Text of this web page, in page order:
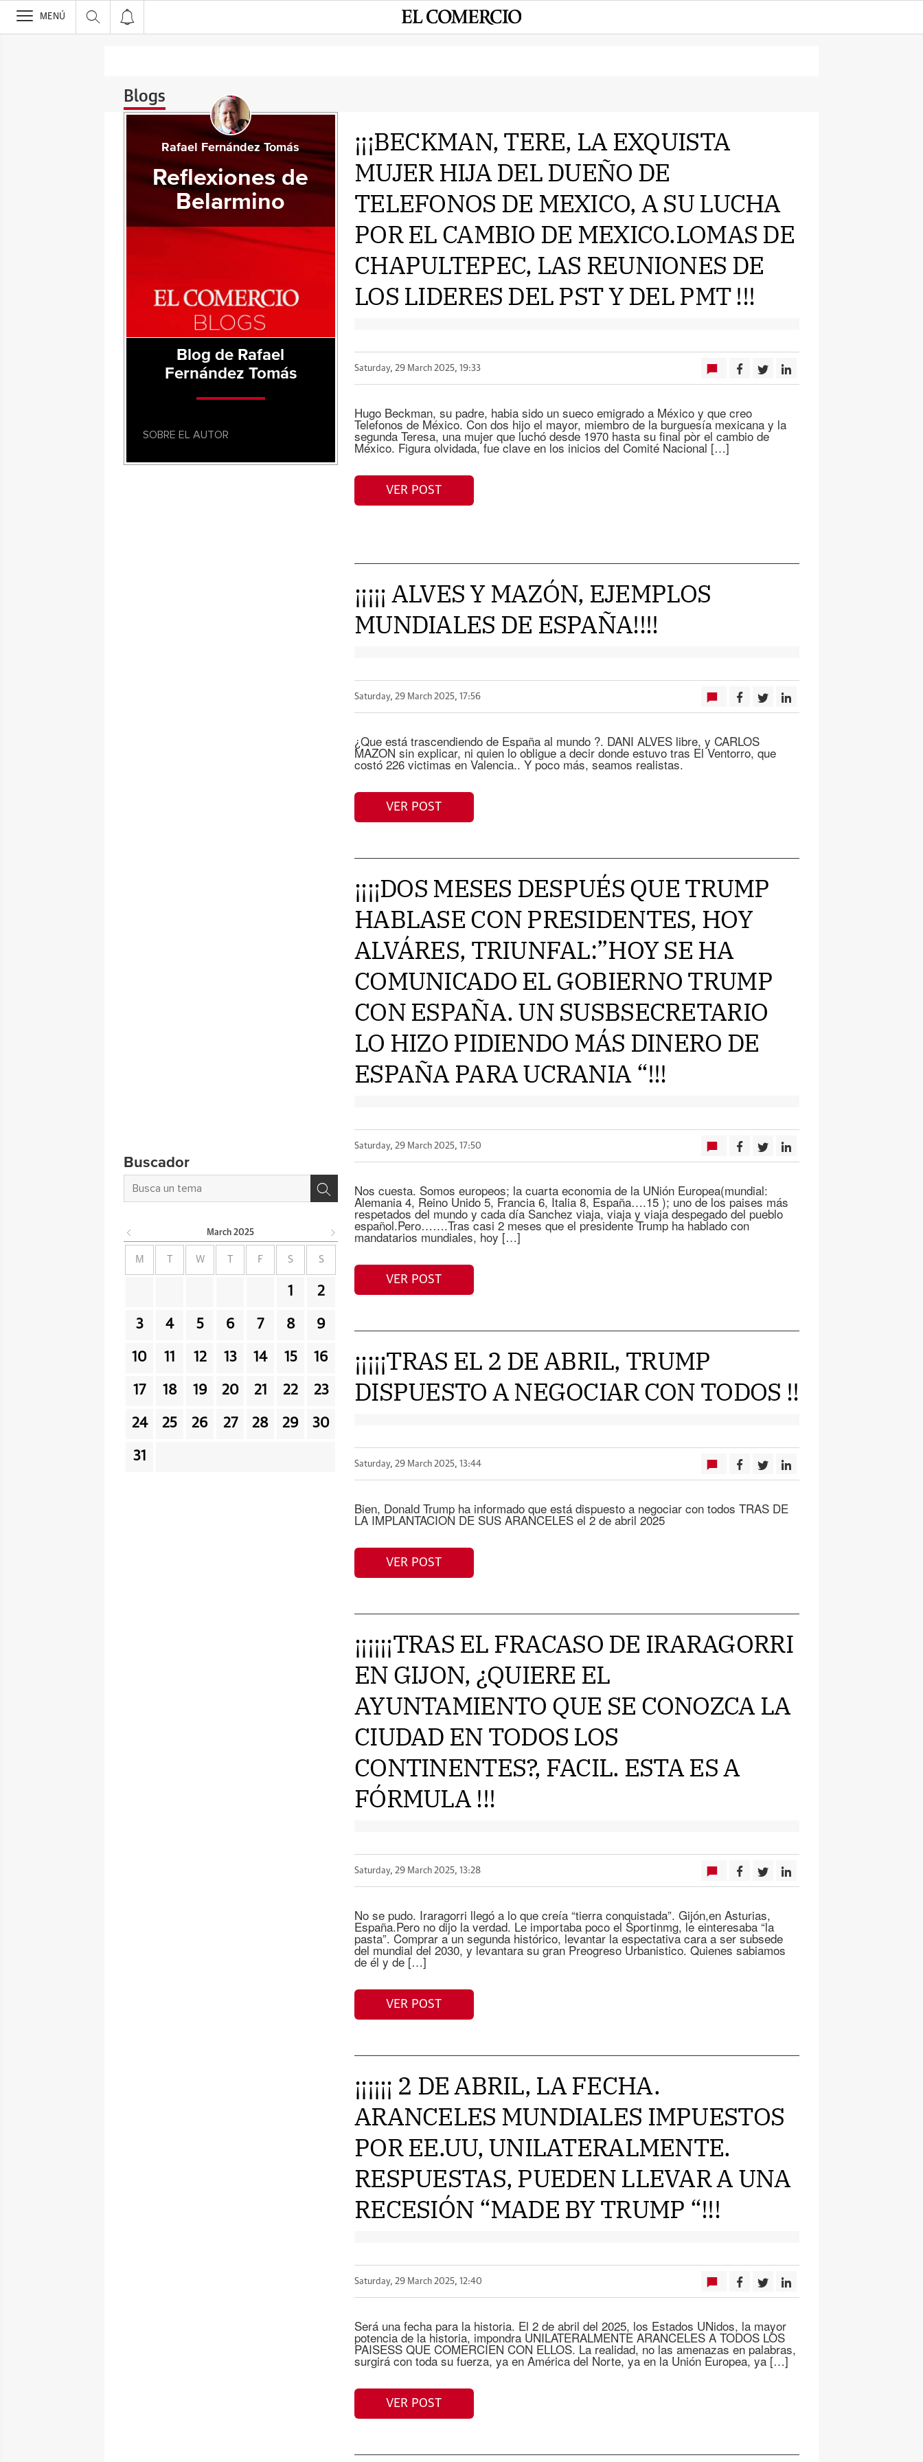
>
MENÚ
Blogs
¡¡¡BECKMAN, TERE, LA EXQUISTA
MUJER HIJA DEL DUEÑO DE
TELEFONOS DE MEXICO, A SU LUCHA
POR EL CAMBIO DE MEXICO.LOMAS DE
CHAPULTEPEC, LAS REUNIONES DE
LOS LIDERES DEL PST Y DEL PMT !!!
Saturday, 29 March 2025, 19:33
Hugo Beckman, su padre, habia sido un sueco emigrado a México y que creo
Telefonos de México. Con dos hijo el mayor, miembro de la burguesía mexicana y la
segunda Teresa, una mujer que luchó desde 1970 hasta su final pòr el cambio de
México. Figura olvidada, fue clave en los inicios del Comité Nacional […]
VER POST
¡¡¡¡¡ ALVES Y MAZÓN, EJEMPLOS
MUNDIALES DE ESPAÑA!!!!
Saturday, 29 March 2025, 17:56
¿Que está trascendiendo de España al mundo ?. DANI ALVES libre, y CARLOS
MAZON sin explicar, ni quien lo obligue a decir donde estuvo tras El Ventorro, que
costó 226 victimas en Valencia.. Y poco más, seamos realistas.
VER POST
¡¡¡¡DOS MESES DESPUÉS QUE TRUMP
HABLASE CON PRESIDENTES, HOY
ALVÁRES, TRIUNFAL:”HOY SE HA
COMUNICADO EL GOBIERNO TRUMP
CON ESPAÑA. UN SUSBSECRETARIO
LO HIZO PIDIENDO MÁS DINERO DE
ESPAÑA PARA UCRANIA “!!!
Saturday, 29 March 2025, 17:50
Nos cuesta. Somos europeos; la cuarta economia de la UNión Europea(mundial:
Alemania 4, Reino Unido 5, Francia 6, Italia 8, España….15 ); uno de los paises más
respetados del mundo y cada día Sanchez viaja, viaja y viaja despegado del pueblo
español.Pero…….Tras casi 2 meses que el presidente Trump ha hablado con
mandatarios mundiales, hoy […]
VER POST
¡¡¡¡¡TRAS EL 2 DE ABRIL, TRUMP
DISPUESTO A NEGOCIAR CON TODOS !!
Saturday, 29 March 2025, 13:44
Bien, Donald Trump ha informado que está dispuesto a negociar con todos TRAS DE
LA IMPLANTACION DE SUS ARANCELES el 2 de abril 2025
VER POST
¡¡¡¡¡¡TRAS EL FRACASO DE IRARAGORRI
EN GIJON, ¿QUIERE EL
AYUNTAMIENTO QUE SE CONOZCA LA
CIUDAD EN TODOS LOS
CONTINENTES?, FACIL. ESTA ES A
FÓRMULA !!!
Saturday, 29 March 2025, 13:28
No se pudo. Iraragorri llegó a lo que creía “tierra conquistada”. Gijón,en Asturias,
España.Pero no dijo la verdad. Le importaba poco el Sportinmg, le einteresaba “la
pasta”. Comprar a un segunda histórico, levantar la espectativa cara a ser subsede
del mundial del 2030, y levantara su gran Preogreso Urbanistico. Quienes sabiamos
de él y de […]
VER POST
¡¡¡¡¡¡ 2 DE ABRIL, LA FECHA.
ARANCELES MUNDIALES IMPUESTOS
POR EE.UU, UNILATERALMENTE.
RESPUESTAS, PUEDEN LLEVAR A UNA
RECESIÓN “MADE BY TRUMP “!!!
Saturday, 29 March 2025, 12:40
Será una fecha para la historia. El 2 de abril del 2025, los Estados UNidos, la mayor
potencia de la historia, impondra UNILATERALMENTE ARANCELES A TODOS LOS
PAISESS QUE COMERCIEN CON ELLOS. La realidad, no las amenazas en palabras,
surgirá con toda su fuerza, ya en América del Norte, ya en la Unión Europea, ya […]
VER POST
Rafael Fernández Tomás
Reflexiones de
Belarmino
Blog de Rafael
Fernández Tomás
SOBRE EL AUTOR
Buscador
March 2025
M W F S S
1 2
3 4 5 6 7 8 9
10 11 12 13 14 15 16
17 18 19 20 21 22 23
24 25 26 27 28 29 30
31